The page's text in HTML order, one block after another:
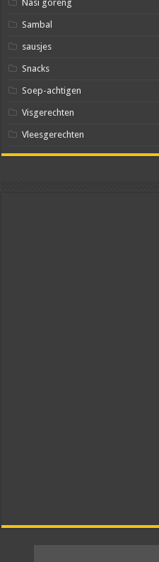
Nasi goreng
Sambal
sausjes
Snacks
Soep-achtigen
Visgerechten
Vleesgerechten